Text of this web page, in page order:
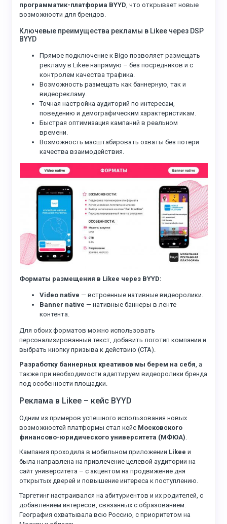
программатик-платформа BYYD , что открывает новые
возможности для брендов.
Ключевые преимущества рекламы в Likee через DSP
BYYD
Прямое подключение к Bigo позволяет размещать
рекламу в Likee напрямую – без посредников и с
контролем качества трафика.
Возможность размещать как баннерную, так и
видеорекламу.
Точная настройка аудиторий по интересам,
поведению и демографическим характеристикам.
Быстрая оптимизация кампаний в реальном
времени.
Возможность масштабировать охваты без потери
качества взаимодействия.
Форматы размещения в Likee через BYYD:
Video native — встроенные нативные видеоролики.
Banner native — нативные баннеры в ленте
контента.
Для обоих форматов можно использовать
персонализированный текст, добавить логотип компании и
выбрать кнопку призыва к действию (CTA).
Разработку баннерных креативов мы берем на себя , а
также при необходимости адаптируем видеоролики бренда
под особенности площадки.
Реклама в Likee – кейс BYYD
Одним из примеров успешного использования новых
возможностей платформы стал кейс Московского
финансово-юридического университета (МФЮА)
Кампания проходила в мобильном приложении Likee и
была направлена на привлечение целевой аудитории на
сайт университета – с акцентом на продвижение дня
открытых дверей и повышение интереса к поступлению.
Таргетинг настраивался на абитуриентов и их родителей, с
добавлением интересов, связанных с образованием.
География охватывала всю Россию, с приоритетом на